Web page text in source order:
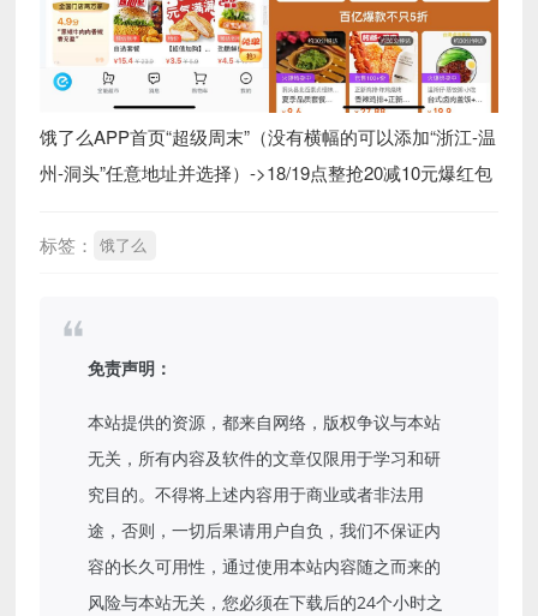
饿了么APP首页“超级周末”（没有横幅的可以添加“浙江-温
州-洞头”任意地址并选择）->18/19点整抢20减10元爆红包
标签： 饿了么
免责声明：
本站提供的资源，都来自网络，版权争议与本站
无关，所有内容及软件的文章仅限用于学习和研
究目的。不得将上述内容用于商业或者非法用
途，否则，一切后果请用户自负，我们不保证内
容的长久可用性，通过使用本站内容随之而来的
风险与本站无关，您必须在下载后的24个小时之